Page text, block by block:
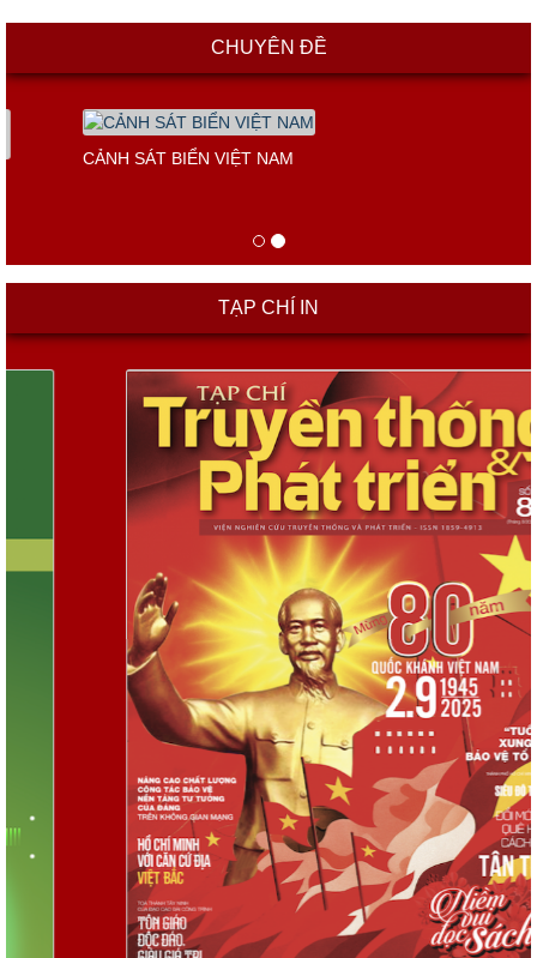
CHUYÊN ĐỀ
CẢNH SÁT BIỂN VIỆT NAM
TẠP CHÍ IN